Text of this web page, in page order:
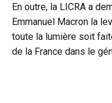
En outre, la LICRA a
Emmanuel Macron la
toute la lumière soit
de la France dans le